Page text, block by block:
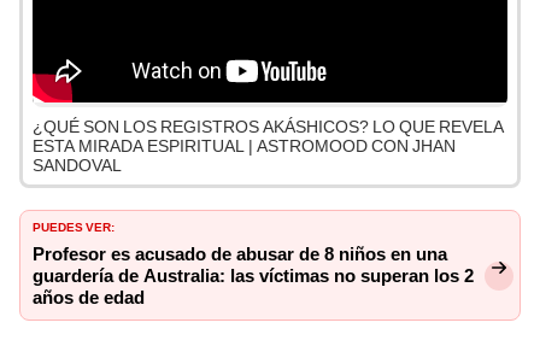
¿QUÉ SON LOS REGISTROS AKÁSHICOS? LO QUE REVELA
ESTA MIRADA ESPIRITUAL | ASTROMOOD CON JHAN
SANDOVAL
PUEDES VER:
Profesor es acusado de abusar de 8 niños en una
guardería de Australia: las víctimas no superan los 2
años de edad